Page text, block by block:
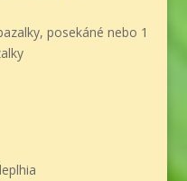
posekáné nebo 1